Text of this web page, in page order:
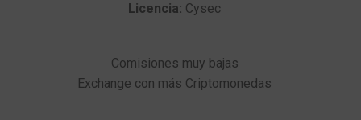
Licencia: Cysec
Comisiones muy bajas
Exchange con más Criptomonedas